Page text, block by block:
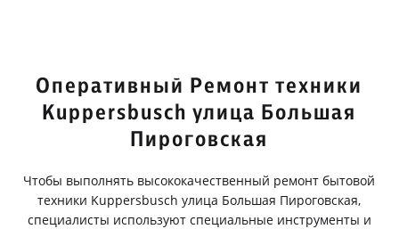
Оперативный Ремонт техники
Kuppersbusch улица Большая
Пироговская
Чтобы выполнять высококачественный ремонт бытовой
техники Kuppersbusch улица Большая Пироговская,
специалисты используют специальные инструменты и